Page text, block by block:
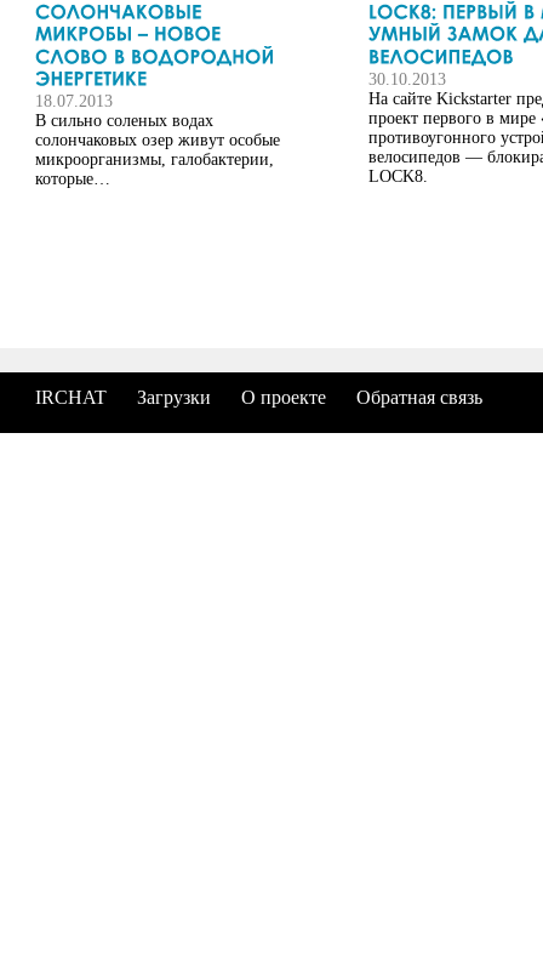
18.07.2013
В сильно соленых водах
солончаковых озер живут особые
микроорганизмы, галобактерии,
которые…
30.10.2013
На сайте Kickstarter
проект первого в мире
противоугонного
велосипедов —
LOCK8.
IRCHAT Загрузки О проекте Обратная связь